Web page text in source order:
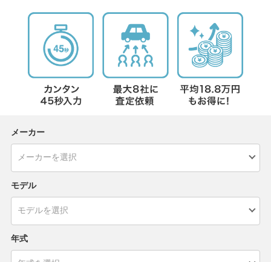
メーカー
モデル
年式